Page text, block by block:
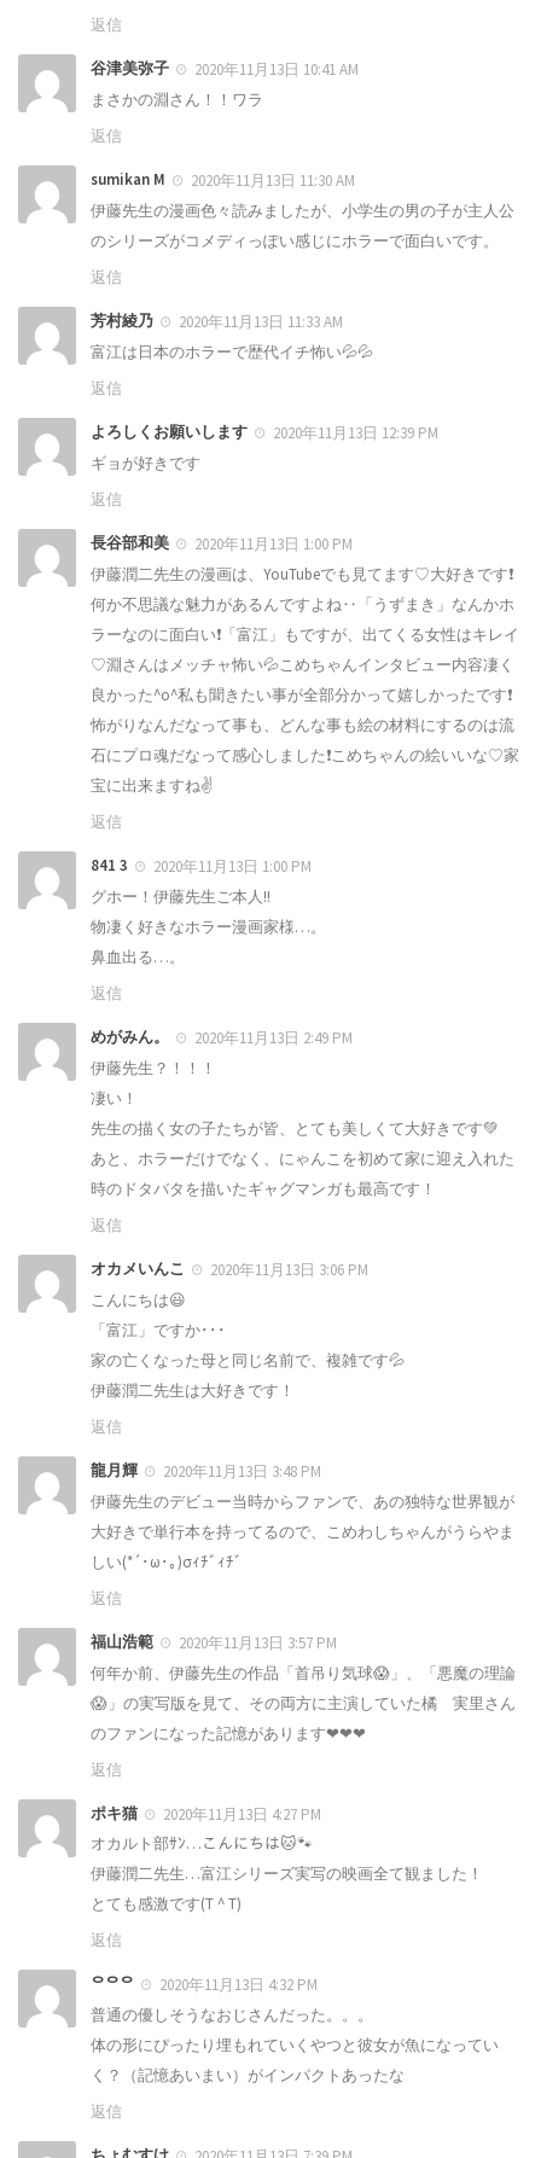
返信
谷津美弥子
2020年11月13日 10:41 AM
まさかの淵さん！！ワラ
返信
sumikan M
2020年11月13日 11:30 AM
伊藤先生の漫画色々読みましたが、小学生の男の子が主人公
のシリーズがコメディっぽい感じにホラーで面白いです。
返信
芳村綾乃
2020年11月13日 11:33 AM
富江は日本のホラーで歴代イチ怖い💦💦
返信
よろしくお願いします
2020年11月13日 12:39 PM
ギョが好きです
返信
長谷部和美
2020年11月13日 1:00 PM
伊藤潤二先生の漫画は、YouTubeでも見てます♡大好きです❗️
何か不思議な魅力があるんですよね‥「うずまき」なんかホ
ラーなのに面白い❗️「富江」もですが、出てくる女性はキレイ
♡淵さんはメッチャ怖い💦こめちゃんインタビュー内容凄く
良かった^o^私も聞きたい事が全部分かって嬉しかったです❗️
怖がりなんだなって事も、どんな事も絵の材料にするのは流
石にプロ魂だなって感心しました❗️こめちゃんの絵いいな♡家
宝に出来ますね✌️
返信
841 3
2020年11月13日 1:00 PM
グホー！伊藤先生ご本人!!
物凄く好きなホラー漫画家様…。
鼻血出る…。
返信
めがみん。
2020年11月13日 2:49 PM
伊藤先生？！！！
凄い！
先生の描く女の子たちが皆、とても美しくて大好きです💚
あと、ホラーだけでなく、にゃんこを初めて家に迎え入れた
時のドタバタを描いたギャグマンガも最高です！
返信
オカメいんこ
2020年11月13日 3:06 PM
こんにちは😃
「富江」ですか･･･
家の亡くなった母と同じ名前で、複雑です💦
伊藤潤二先生は大好きです！
返信
龍月輝
2020年11月13日 3:48 PM
伊藤先生のデビュー当時からファンで、あの独特な世界観が
大好きで単行本を持ってるので、こめわしちゃんがうらやま
しい(*´･ω･｡)σｨﾁﾞｨﾁﾞ
返信
福山浩範
2020年11月13日 3:57 PM
何年か前、伊藤先生の作品「首吊り気球😱」、「悪魔の理論
😱」の実写版を見て、その両方に主演していた橘 実里さん
のファンになった記憶があります❤❤❤
返信
ポキ猫
2020年11月13日 4:27 PM
オカルト部ｻﾝ…こんにちは🐱🐾
伊藤潤二先生…富江シリーズ実写の映画全て観ました！
とても感激です(T ^ T)
返信
ᄋᄋᄋ
2020年11月13日 4:32 PM
普通の優しそうなおじさんだった。。。
体の形にぴったり埋もれていくやつと彼女が魚になってい
く？（記憶あいまい）がインパクトあったな
返信